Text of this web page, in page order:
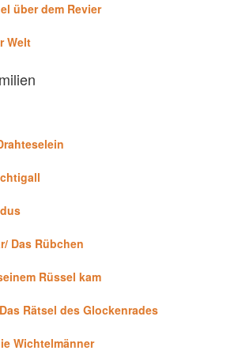
über dem Revier
Welt
Das Rübchen
Rüssel kam
Rätsel des Glockenrades
Wichtelmänner